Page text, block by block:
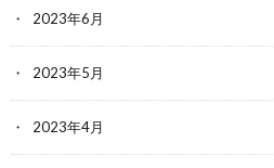
2023年6月
2023年5月
2023年4月